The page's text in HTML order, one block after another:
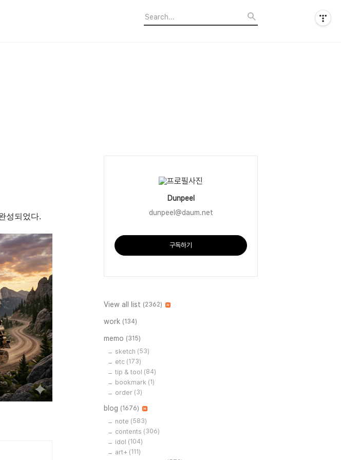
성되었다.
Dunpeel
dunpeel@daum.net
구독하기
View all list (2362)
work (134)
memo (315)
sketch (53)
etc (173)
tip & tool (84)
bookmark (1)
order (3)
blog (1676)
note (583)
contents (306)
idol (104)
art+ (111)